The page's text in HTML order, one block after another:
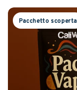
Pacchetto scoperta